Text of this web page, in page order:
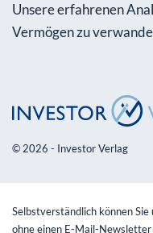
Unsere erfahrenen
Vermögen zu
© 2026 - Investor Verlag
Selbstverständlich können
ohne einen E-Mail-Newsletter